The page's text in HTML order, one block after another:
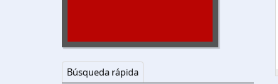
Búsqueda rápida